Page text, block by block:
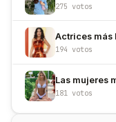
275 votos
Actrices más
194 votos
Las mujeres
181 votos